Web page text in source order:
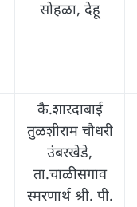
सोहळा, देहू
कै.शारदाबाई
तुळशीराम चौधरी
उंबरखेडे,
ता.चाळीसगाव
स्मरणार्थ श्री. पी.